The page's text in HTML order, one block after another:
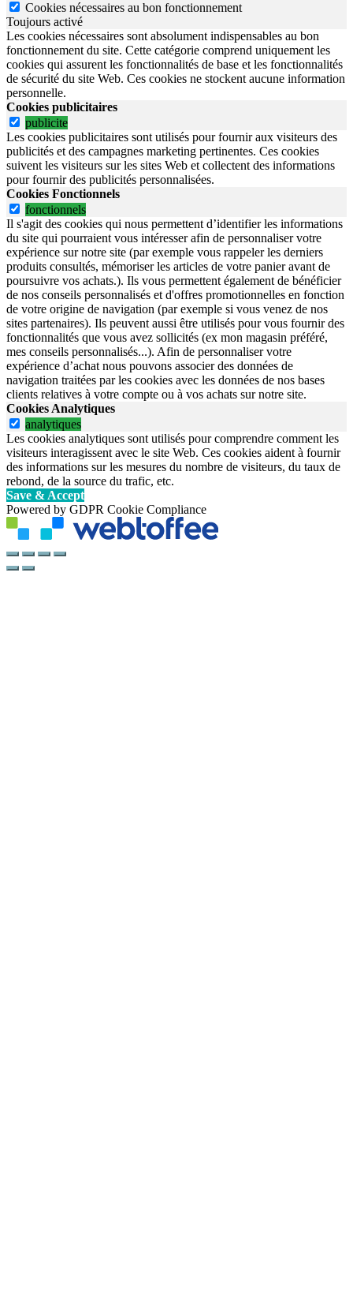
Cookies nécessaires au bon fonctionnement
Toujours activé
Les cookies nécessaires sont absolument indispensables au bon
fonctionnement du site. Cette catégorie comprend uniquement les
cookies qui assurent les fonctionnalités de base et les fonctionnalités
de sécurité du site Web. Ces cookies ne stockent aucune information
personnelle.
Cookies publicitaires
publicite
Les cookies publicitaires sont utilisés pour fournir aux visiteurs des
publicités et des campagnes marketing pertinentes. Ces cookies
suivent les visiteurs sur les sites Web et collectent des informations
pour fournir des publicités personnalisées.
Cookies Fonctionnels
fonctionnels
Il s'agit des cookies qui nous permettent d’identifier les informations
du site qui pourraient vous intéresser afin de personnaliser votre
expérience sur notre site (par exemple vous rappeler les derniers
produits consultés, mémoriser les articles de votre panier avant de
poursuivre vos achats.). Ils vous permettent également de bénéficier
de nos conseils personnalisés et d'offres promotionnelles en fonction
de votre origine de navigation (par exemple si vous venez de nos
sites partenaires). Ils peuvent aussi être utilisés pour vous fournir des
fonctionnalités que vous avez sollicités (ex mon magasin préféré,
mes conseils personnalisés...). Afin de personnaliser votre
expérience d’achat nous pouvons associer des données de
navigation traitées par les cookies avec les données de nos bases
clients relatives à votre compte ou à vos achats sur notre site.
Cookies Analytiques
analytiques
Les cookies analytiques sont utilisés pour comprendre comment les
visiteurs interagissent avec le site Web. Ces cookies aident à fournir
des informations sur les mesures du nombre de visiteurs, du taux de
rebond, de la source du trafic, etc.
Save & Accept
Powered by GDPR Cookie Compliance